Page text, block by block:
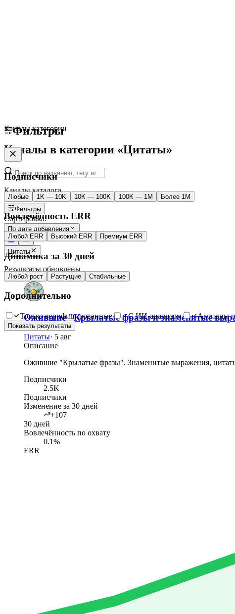
Фильтры
Подписчики
Любые 1K — 10K 10K — 100K 100K — 1M Более 1M
Вовлечённость ERR
Любой ERR Высокий ERR Премиум ERR
Динамика за 30 дней
Любой рост Растущие Стабильные
Дополнительно
Только верифицированные С ИИ-анализом Активны
Показать результаты
Каналы категории
Каналы в категории «Цитаты»
Каналы каталога
Фильтры
Сортировка:
По дате добавления
Цитаты
Результаты обновлены
Ожившие "Крылатые фразы и знаменитые
Цитаты· 5 авг
Описание
Ожившие "Крылатые фразы". Знаменитые выражения,
Подписчики
2.5K
Подписчики
Изменение за 30 дней
+107
30 дней
Вовлечённость по охвату
0.1%
ERR